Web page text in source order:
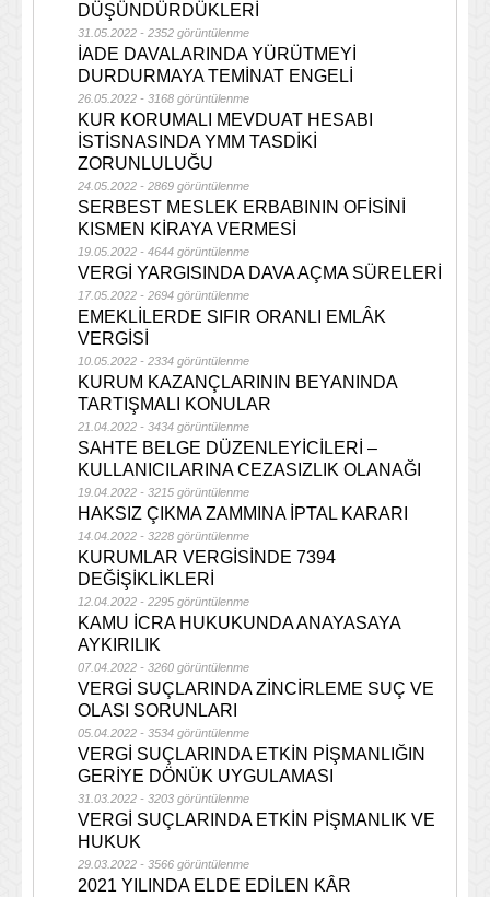
DÜŞÜNDÜRDÜKLERİ
31.05.2022 - 2352 görüntülenme
İADE DAVALARINDA YÜRÜTMEYİ
DURDURMAYA TEMİNAT ENGELİ
26.05.2022 - 3168 görüntülenme
KUR KORUMALI MEVDUAT HESABI
İSTİSNASINDA YMM TASDİKİ
ZORUNLULUĞU
24.05.2022 - 2869 görüntülenme
SERBEST MESLEK ERBABININ OFİSİNİ
KISMEN KİRAYA VERMESİ
19.05.2022 - 4644 görüntülenme
VERGİ YARGISINDA DAVA AÇMA SÜRELERİ
17.05.2022 - 2694 görüntülenme
EMEKLİLERDE SIFIR ORANLI EMLÂK
VERGİSİ
10.05.2022 - 2334 görüntülenme
KURUM KAZANÇLARININ BEYANINDA
TARTIŞMALI KONULAR
21.04.2022 - 3434 görüntülenme
SAHTE BELGE DÜZENLEYİCİLERİ –
KULLANICILARINA CEZASIZLIK OLANAĞI
19.04.2022 - 3215 görüntülenme
HAKSIZ ÇIKMA ZAMMINA İPTAL KARARI
14.04.2022 - 3228 görüntülenme
KURUMLAR VERGİSİNDE 7394
DEĞİŞİKLİKLERİ
12.04.2022 - 2295 görüntülenme
KAMU İCRA HUKUKUNDA ANAYASAYA
AYKIRILIK
07.04.2022 - 3260 görüntülenme
VERGİ SUÇLARINDA ZİNCİRLEME SUÇ VE
OLASI SORUNLARI
05.04.2022 - 3534 görüntülenme
VERGİ SUÇLARINDA ETKİN PİŞMANLIĞIN
GERİYE DÖNÜK UYGULAMASI
31.03.2022 - 3203 görüntülenme
VERGİ SUÇLARINDA ETKİN PİŞMANLIK VE
HUKUK
29.03.2022 - 3566 görüntülenme
2021 YILINDA ELDE EDİLEN KÂR